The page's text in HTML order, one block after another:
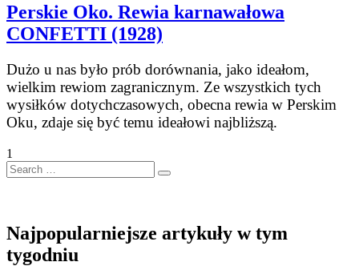
Perskie Oko. Rewia karnawałowa
CONFETTI (1928)
Dużo u nas było prób dorównania, jako ideałom,
wielkim rewiom zagranicznym. Ze wszystkich tych
wysiłków dotychczasowych, obecna rewia w Perskim
Oku, zdaje się być temu ideałowi najbliższą.
1
Search
…
Najpopularniejsze artykuły w tym
tygodniu